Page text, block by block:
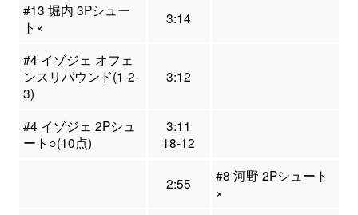
#13 堀内 3Pシュー
ト×
3:14
#4 イゾジェ オフェ
ンスリバウンド(1-2-
3)
3:12
#4 イゾジェ 2Pシュ
ート○(10点)
3:11
18-12
2:55
#8 河野 2Pシュート
×